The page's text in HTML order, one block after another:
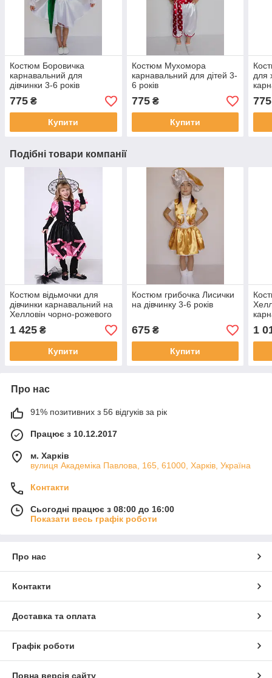
Костюм Боровичка
карнавальний для
дівчинки 3-6 років
775 ₴
Купити
Костюм Мухомора
карнавальний для дітей 3-
6 років
775₴
Купити
для
775
Подібні товари компанії
Костюм відьмочки для
дівчинки карнавальний на
Хелловін чорно-рожевого
років №3
1 425 ₴
Купити
Костюм грибочка Лисички
на дівчинку 3-6 років
675₴
Купити
1
Про нас
91% позитивних з 56 відгуків за рік
Працює з 10.12.2017
м. Харків
вулиця Академіка Павлова, 165, 61000, Харків, Україна
Контакти
Сьогодні працює з 08:00 до 16:00
Показати весь графік роботи
Про нас
Контакти
Доставка та оплата
Графік роботи
Повна версія сайту